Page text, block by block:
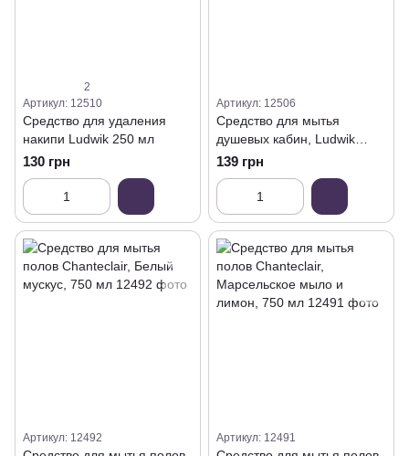
2
Артикул: 12510
Средство для удаления
накипи Ludwik 250 мл
130 грн
Артикул: 12506
Средство для мытья
душевых кабин, Ludwik
Фиалки 600 мл
139 грн
Артикул: 12492 Артикул: 12491